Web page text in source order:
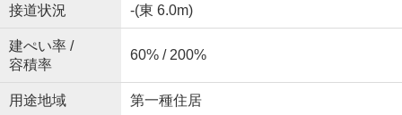
接道状況 -(東 6.0m)
建ぺい率 /
容積率
60% / 200%
用途地域 第一種住居